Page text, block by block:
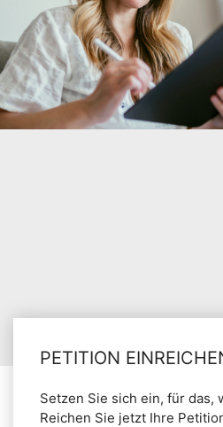
PETITION
Setzen Sie sich ein, für das,
Reichen Sie jetzt Ihre